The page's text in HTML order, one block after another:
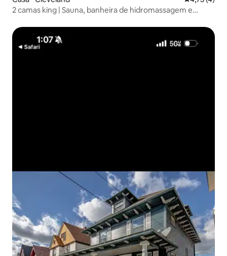
2 camas king | Sauna, banheira de hidromassagem e